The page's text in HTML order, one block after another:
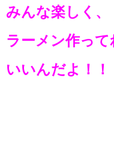
みんな楽しく、
ラーメン作っ
いいんだよ！！